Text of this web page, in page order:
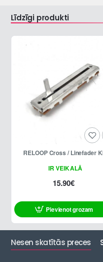
Līdzīgi produkti
IR VEIKALĀ
RELOOP Cross / Linefader
15.90€
Pievienot grozam
Nesen skatītās preces